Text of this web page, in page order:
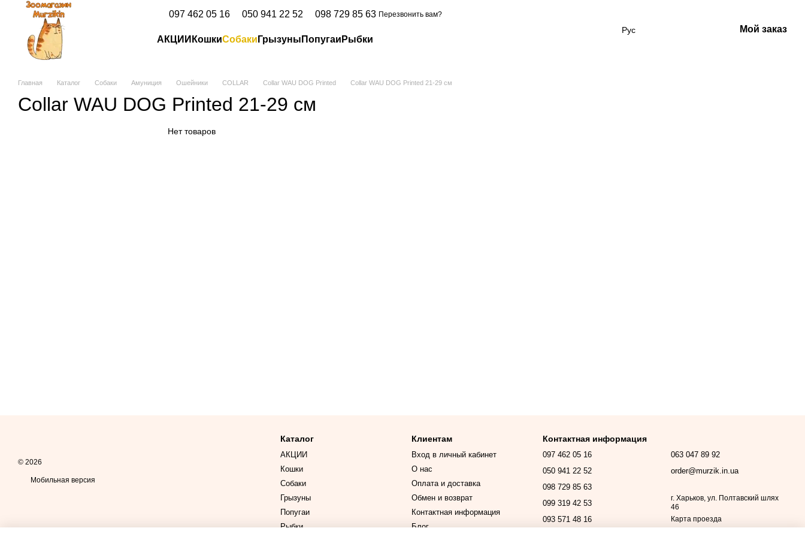
Перейти к основному контенту 097 462 05 16 050 941 22 52 098 729 85 63 Перезвонить вам?
АКЦИИ КошкиСобаки Грызуны Попугаи Рыбки
Рус Мой заказ
Главная Каталог Собаки Амуниция Ошейники COLLAR Collar WAU DOG Printed Collar WAU DOG Printed 21-29 см
Collar WAU DOG Printed 21-29 см
Нет товаров
© 2026
Мобильная версия
Каталог
АКЦИИ
Кошки
Собаки
Грызуны
Попугаи
Рыбки
Клиентам
Вход в личный кабинет
О нас
Оплата и доставка
Обмен и возврат
Контактная информация
Блог
Контактная информация
097 462 05 16
050 941 22 52
098 729 85 63
099 319 42 53
093 571 48 16
063 047 89 92
order@murzik.in.ua
г. Харьков, ул. Полтавский шлях
46
Карта проезда